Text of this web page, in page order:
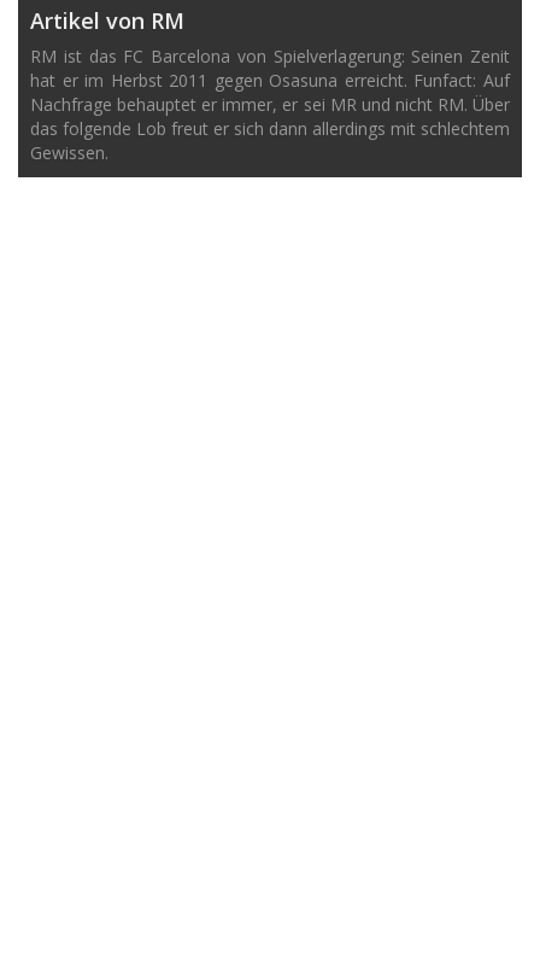
Artikel von RM
RM ist das FC Barcelona von Spielverlagerung: Seinen Zenit
hat er im Herbst 2011 gegen Osasuna erreicht. Funfact: Auf
Nachfrage behauptet er immer, er sei MR und nicht RM. Über
das folgende Lob freut er sich dann allerdings mit schlechtem
Gewissen.